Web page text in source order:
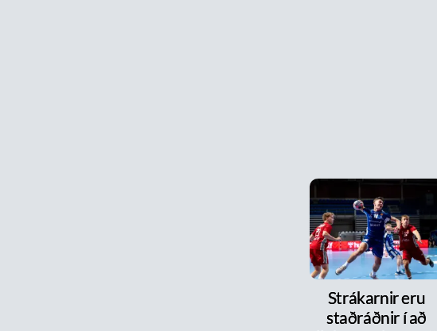
Strákarnir eru
staðráðnir í að